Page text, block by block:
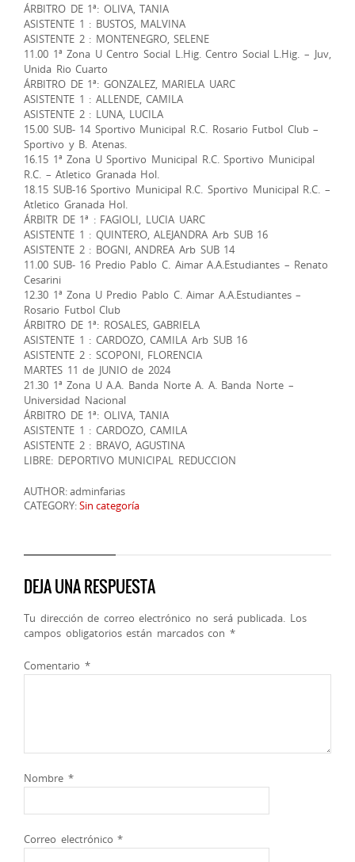
ÁRBITRO DE 1ª: OLIVA, TANIA
ASISTENTE 1 : BUSTOS, MALVINA
ASISTENTE 2 : MONTENEGRO, SELENE
11.00 1ª Zona U Centro Social L.Hig. Centro Social L.Hig. – Juv,
Unida Rio Cuarto
ÁRBITRO DE 1ª: GONZALEZ, MARIELA UARC
ASISTENTE 1 : ALLENDE, CAMILA
ASISTENTE 2 : LUNA, LUCILA
15.00 SUB- 14 Sportivo Municipal R.C. Rosario Futbol Club –
Sportivo y B. Atenas.
16.15 1ª Zona U Sportivo Municipal R.C. Sportivo Municipal
R.C. – Atletico Granada Hol.
18.15 SUB-16 Sportivo Municipal R.C. Sportivo Municipal R.C. –
Atletico Granada Hol.
ÁRBITR DE 1ª : FAGIOLI, LUCIA UARC
ASISTENTE 1 : QUINTERO, ALEJANDRA Arb SUB 16
ASISTENTE 2 : BOGNI, ANDREA Arb SUB 14
11.00 SUB- 16 Predio Pablo C. Aimar A.A.Estudiantes – Renato
Cesarini
12.30 1ª Zona U Predio Pablo C. Aimar A.A.Estudiantes –
Rosario Futbol Club
ÁRBITRO DE 1ª: ROSALES, GABRIELA
ASISTENTE 1 : CARDOZO, CAMILA Arb SUB 16
ASISTENTE 2 : SCOPONI, FLORENCIA
MARTES 11 de JUNIO de 2024
21.30 1ª Zona U A.A. Banda Norte A. A. Banda Norte –
Universidad Nacional
ÁRBITRO DE 1ª: OLIVA, TANIA
ASISTENTE 1 : CARDOZO, CAMILA
ASISTENTE 2 : BRAVO, AGUSTINA
LIBRE: DEPORTIVO MUNICIPAL REDUCCION
AUTHOR: adminfarias
CATEGORY:Sin categoría
DEJA UNA RESPUESTA
Tu dirección de correo electrónico no será publicada. Los
campos obligatorios están marcados con *
Comentario *
Nombre *
Correo electrónico*